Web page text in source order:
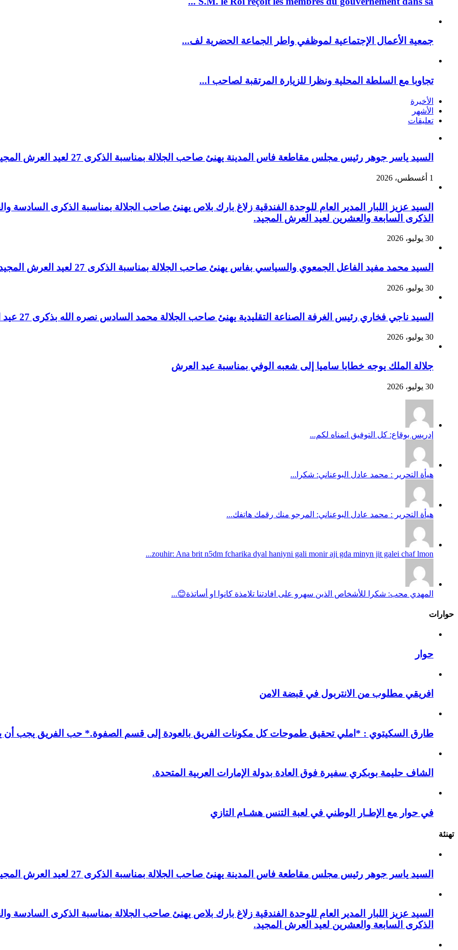
جمعية الأعمال الإجتماعية لموظفي واطر الجماعة الحضرية لف...
تجاوبا مع السلطة المحلية ونظرا للزيارة المرتقبة لصاحب ا...
الأخيرة
الأشهر
تعليقات
السيد ياسر جوهر رئيس مجلس مقاطعة فاس المدينة يهنئ صاحب الجلالة بمناسبة الذكرى 27 لعيد العرش المجيد.
1 أغسطس، 2026
السيد عزيز اللبار المدير العام للوحدة الفندقية زلاغ بارك بلاص يهنئ صاحب الجلالة بمناسبة الذكرى
الذكرى السابعة والعشرين لعيد العرش المجيد.
30 يوليو، 2026
السيد محمد مفيد الفاعل الجمعوي والسياسي بفاس يهنئ صاحب الجلالة بمناسبة الذكرى 27 لعيد العرش المجيد
30 يوليو، 2026
السيد ناجي فخاري رئيس الغرفة الصناعة التقليدية يهنئ صاحب الجلالة محمد السادس نصره الله بذكرى 27 عيد العرش المجيد
30 يوليو، 2026
جلالة الملك يوجه خطابا ساميا إلى شعبه الوفي بمناسبة عيد العرش
30 يوليو، 2026
إدريس بوقاع: كل التوفيق اتمناه لكم...
هيأة التحرير : محمد عادل البوعناني: شكرا...
هيأة التحرير : محمد عادل البوعناني: المرجو منك رقمك هاتفك...
zouhir: Ana brit n5dm fcharika dyal haniyni gali monir aji gda minyn jit galei chaf lmon...
المهدي محب: شكرا للأشخاص الذين سهرو على افادتنا تلامذة كانوا او أساتذة😊...
حوارات
حوار
افريقي مطلوب من الانتربول في قبضة الامن
طارق السكيتوي : *املي تحقيق طموحات كل مكونات الفريق بالعودة إلى قسم الصفوة.* حب الفريق يجب أن
الشاف حليمة بوبكري سفيرة فوق العادة بدولة الإمارات العربية المتحدة.
في حوار مع الإطـار الوطني في لعبة التنس هشـام التازي
تهنئة
السيد ياسر جوهر رئيس مجلس مقاطعة فاس المدينة يهنئ صاحب الجلالة بمناسبة الذكرى 27 لعيد العرش المجيد.
السيد عزيز اللبار المدير العام للوحدة الفندقية زلاغ بارك بلاص يهنئ صاحب الجلالة بمناسبة الذكرى
الذكرى السابعة والعشرين لعيد العرش المجيد.